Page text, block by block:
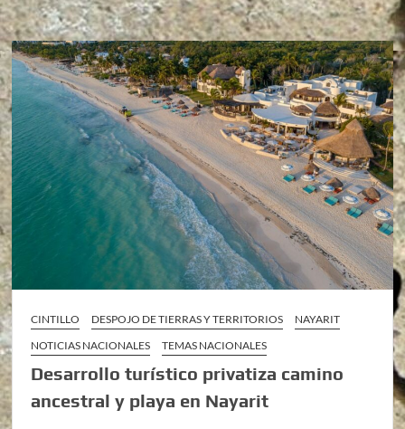
CINTILLO DESPOJO DE TIERRAS Y TERRITORIOS
NAYARIT
NOTICIAS NACIONALES
TEMAS NACIONALES
Desarrollo turístico privatiza camino
ancestral y playa en Nayarit